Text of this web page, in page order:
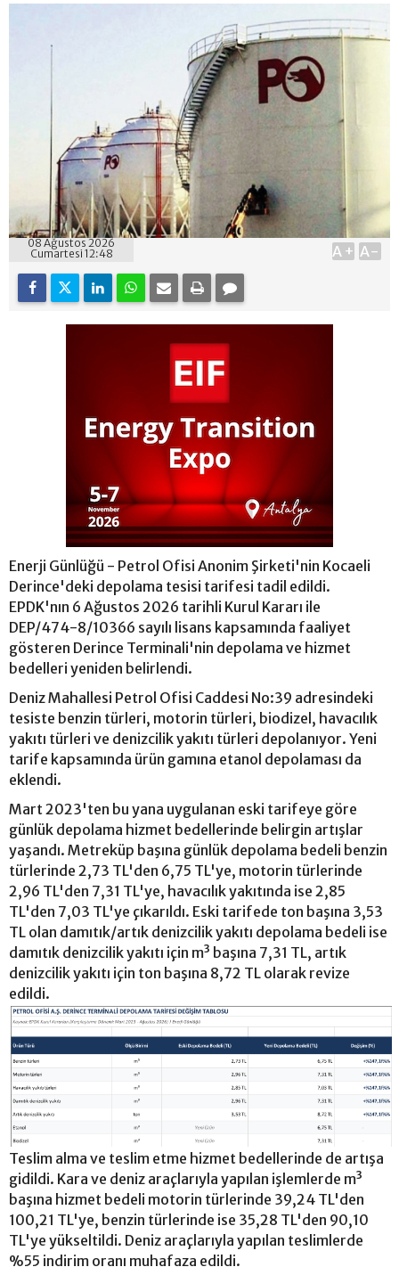
08 Ağustos 2026
Cumartesi 12:48
A+ A-
Enerji Günlüğü - Petrol Ofisi Anonim Şirketi'nin Kocaeli
Derince'deki depolama tesisi tarifesi tadil edildi.
EPDK'nın 6 Ağustos 2026 tarihli Kurul Kararı ile
DEP/474-8/10366 sayılı lisans kapsamında faaliyet
gösteren Derince Terminali'nin depolama ve hizmet
bedelleri yeniden belirlendi.
Deniz Mahallesi Petrol Ofisi Caddesi No:39 adresindeki
tesiste benzin türleri, motorin türleri, biodizel, havacılık
yakıtı türleri ve denizcilik yakıtı türleri depolanıyor. Yeni
tarife kapsamında ürün gamına etanol depolaması da
eklendi.
Mart 2023'ten bu yana uygulanan eski tarifeye göre
günlük depolama hizmet bedellerinde belirgin artışlar
yaşandı. Metreküp başına günlük depolama bedeli benzin
türlerinde 2,73 TL'den 6,75 TL'ye, motorin türlerinde
2,96 TL'den 7,31 TL'ye, havacılık yakıtında ise 2,85
TL'den 7,03 TL'ye çıkarıldı. Eski tarifede ton başına 3,53
TL olan damıtık/artık denizcilik yakıtı depolama bedeli ise
damıtık denizcilik yakıtı için m³ başına 7,31 TL, artık
denizcilik yakıtı için ton başına 8,72 TL olarak revize
edildi.
Teslim alma ve teslim etme hizmet bedellerinde de artışa
gidildi. Kara ve deniz araçlarıyla yapılan işlemlerde m³
başına hizmet bedeli motorin türlerinde 39,24 TL'den
100,21 TL'ye, benzin türlerinde ise 35,28 TL'den 90,10
TL'ye yükseltildi. Deniz araçlarıyla yapılan teslimlerde
%55 indirim oranı muhafaza edildi.